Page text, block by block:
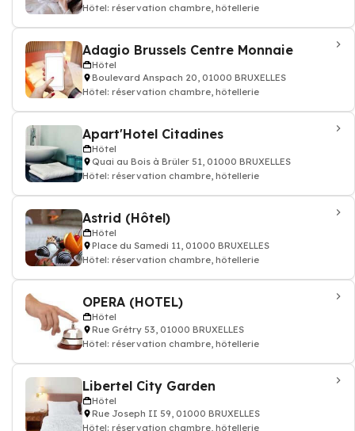
Hôtel: réservation chambre, hôtellerie
Adagio Brussels Centre Monnaie
Hôtel
Boulevard Anspach 20, 01000 BRUXELLES
Hôtel: réservation chambre, hôtellerie
Apart'Hotel Citadines
Hôtel
Quai au Bois à Brûler 51, 01000 BRUXELLES
Hôtel: réservation chambre, hôtellerie
Astrid (Hôtel)
Hôtel
Place du Samedi 11, 01000 BRUXELLES
Hôtel: réservation chambre, hôtellerie
OPERA (HOTEL)
Hôtel
Rue Grétry 53, 01000 BRUXELLES
Hôtel: réservation chambre, hôtellerie
Libertel City Garden
Hôtel
Rue Joseph II 59, 01000 BRUXELLES
Hôtel: réservation chambre, hôtellerie